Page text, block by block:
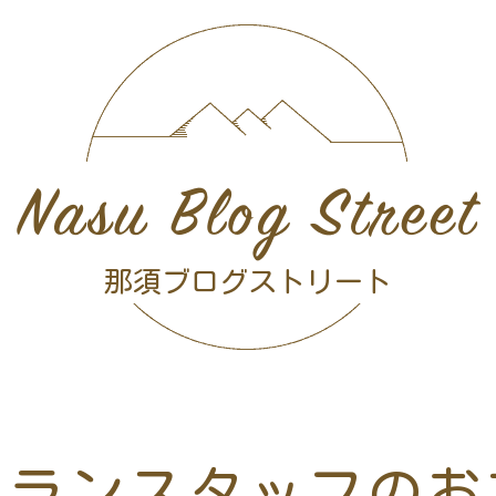
Nasu Blog Street
那須ブログストリート